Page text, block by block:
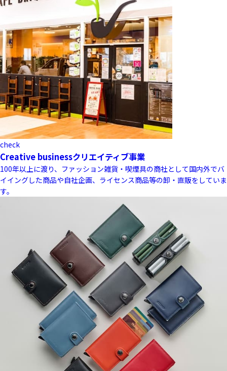
check
Creative businessクリエイティブ事業
100年以上に渡り、ファッション雑貨・喫煙具の商社として国内外でバ
イイングした商品や自社企画、ライセンス商品等の卸・直販をしていま
す。